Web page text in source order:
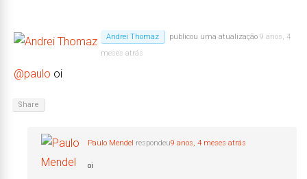
Andrei Thomaz publicou uma atualização 9 anos, 4
meses atrás
@paulo oi
Share
Paulo Mendel respondeu9 anos, 4 meses atrás
oi